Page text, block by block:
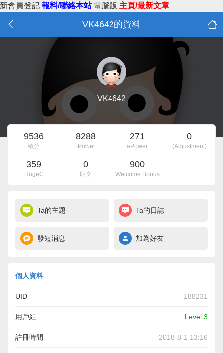
新會員登記 報料/聯絡本站 電腦版 主頁/最新文章
VK4642的資料
VK4642
9536
積分
8288
iPower
271
aPower
0
(Adjustment)
359
HugeC
0
貼文
900
Welcome Bonus
Ta的主題 Ta的日誌
發短消息 加為好友
個人資料
UID 188231
用戶組 Level 3
註冊時間 2018-8-1 13:16